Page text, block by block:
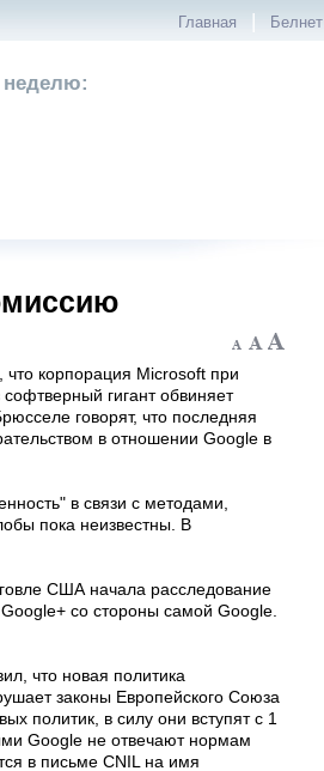
Главная | Белнет
неделю:
что корпорация Microsoft при
гигант обвиняет
говорят, что последняя
в отношении Google в
в связи с методами,
пока неизвестны. В
США начала расследование
со стороны самой Google.
что новая политика
законы Европейского Союза
политик, в силу они вступят с 1
Google не отвечают нормам
в письме CNIL на имя